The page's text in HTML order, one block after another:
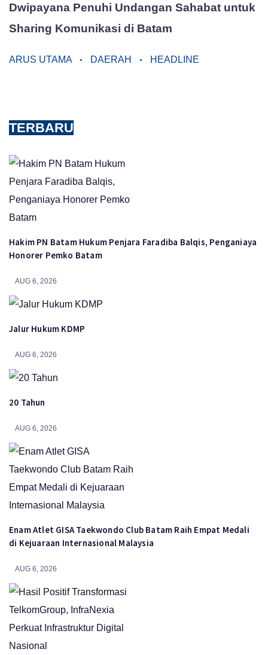
Dwipayana Penuhi Undangan Sahabat untuk
Sharing Komunikasi di Batam
ARUS UTAMA DAERAH HEADLINE
TERBARU
Hakim PN Batam Hukum Penjara Faradiba Balqis, Penganiaya
Honorer Pemko Batam
AUG 6, 2026
Jalur Hukum KDMP
AUG 6, 2026
20 Tahun
AUG 6, 2026
Enam Atlet GISA Taekwondo Club Batam Raih Empat Medali
di Kejuaraan Internasional Malaysia
AUG 6, 2026